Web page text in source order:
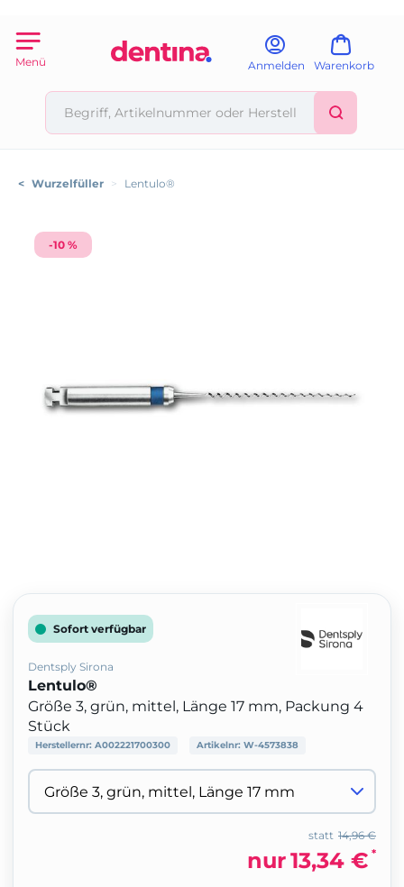
Menü Anmelden Warenkorb
< Wurzelfüller > Lentulo®
-10 %
Sofort verfügbar
Dentsply Sirona
Lentulo®
Größe 3, grün, mittel, Länge 17 mm, Packung 4
Stück
Herstellernr: A002221700300 Artikelnr: W-4573838
14,96 €
statt
nur13,34 € *